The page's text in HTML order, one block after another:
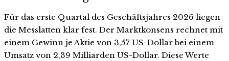
Für das erste Quartal des Geschäftsjahres 2026 liegen
die Messlatten klar fest. Der Marktkonsens rechnet mit
einem Gewinn je Aktie von 3,57 US-Dollar bei einem
Umsatz von 2,39 Milliarden US-Dollar. Diese Werte